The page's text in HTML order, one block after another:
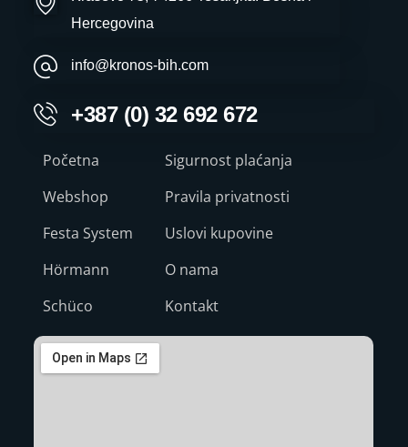
Hercegovina
info@kronos-bih.com
+387 (0) 32 692 672
Početna
Webshop
Festa System
Hörmann
Schüco
Sigurnost plaćanja
Pravila privatnosti
Uslovi kupovine
O nama
Kontakt